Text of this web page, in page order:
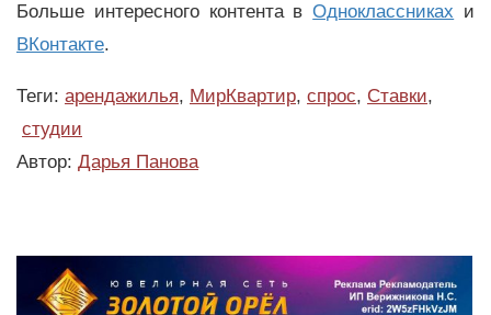
Больше интересного контента вОдноклассниках и
ВКонтакте.
Теги: арендажилья, МирКвартир, спрос, Ставки,
студии
Автор: Дарья Панова